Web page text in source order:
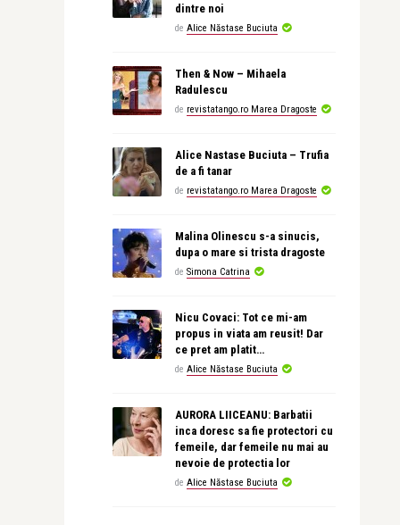
dintre noi
de Alice Năstase Buciuta
Then & Now – Mihaela
Radulescu
de revistatango.ro Marea Dragoste
Alice Nastase Buciuta – Trufia
de a fi tanar
de revistatango.ro Marea Dragoste
Malina Olinescu s-a sinucis,
dupa o mare si trista dragoste
de Simona Catrina
Nicu Covaci: Tot ce mi-am
propus in viata am reusit! Dar
ce pret am platit…
de Alice Năstase Buciuta
AURORA LIICEANU: Barbatii
inca doresc sa fie protectori cu
femeile, dar femeile nu mai au
nevoie de protectia lor
de Alice Năstase Buciuta